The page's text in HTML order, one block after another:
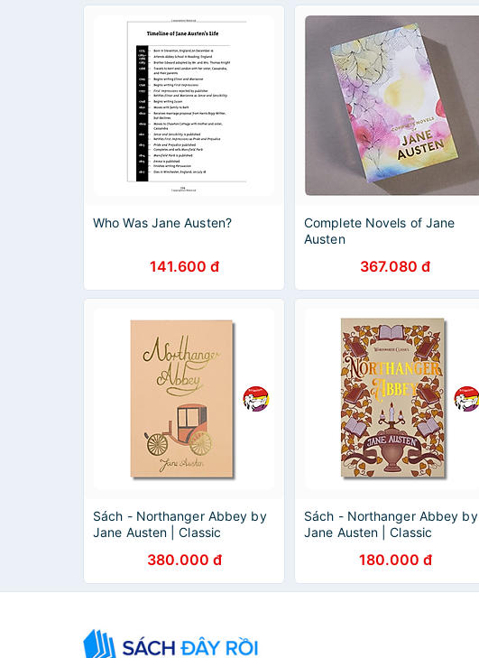
Who Was Jane Austen?
141.600 đ
Complete Novels of Jane
Austen
367.080 đ
Sách - Northanger Abbey by
Jane Austen | Classic
điển - Bìa cứng380.000 đ
Sách - Northanger Abbey by
Jane Austen | Classic
điển Nhập khẩu
180.000 đ